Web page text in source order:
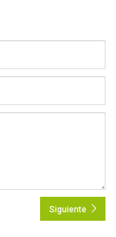
Siguiente